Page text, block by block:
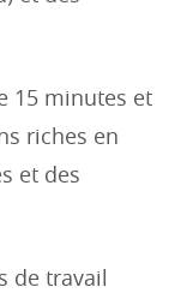
15 minutes et
riches en
et des
de travail